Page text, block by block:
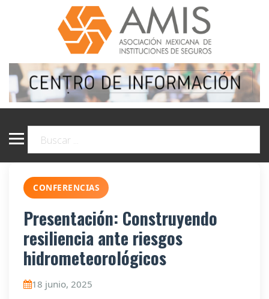
CONFERENCIAS
Presentación: Construyendo
resiliencia ante riesgos
hidrometeorológicos
18 junio, 2025